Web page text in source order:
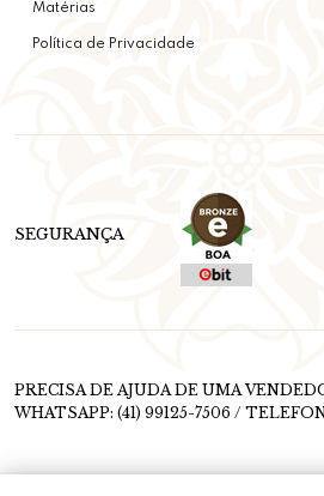
Matérias
Política de Privacidade
SEGURANÇA
PRECISA DE AJUDA DE UMA
WHATSAPP: (41) 99125-7506 /